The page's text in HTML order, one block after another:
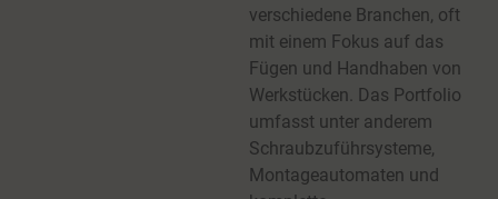
verschiedene Branchen, oft
mit einem Fokus auf das
Fügen und Handhaben von
Werkstücken. Das Portfolio
umfasst unter anderem
Schraubzuführsysteme,
Montageautomaten und